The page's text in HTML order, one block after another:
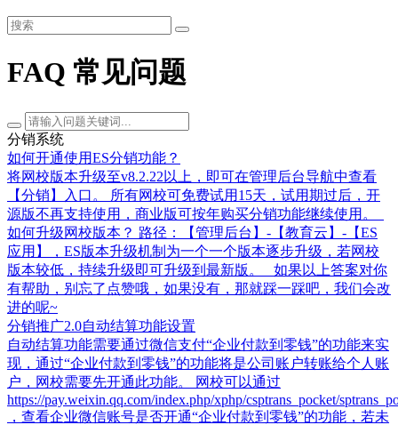
FAQ 常见问题
分销系统
如何开通使用ES分销功能？
将网校版本升级至v8.2.22以上，即可在管理后台导航中查看
【分销】入口。 所有网校可免费试用15天，试用期过后，开
源版不再支持使用，商业版可按年购买分销功能继续使用。
如何升级网校版本？ 路径：【管理后台】-【教育云】-【ES
应用】，ES版本升级机制为一个一个版本逐步升级，若网校
版本较低，持续升级即可升级到最新版。 如果以上答案对你
有帮助，别忘了点赞哦，如果没有，那就踩一踩吧，我们会改
进的呢~
分销推广2.0自动结算功能设置
自动结算功能需要通过微信支付“企业付款到零钱”的功能来实
现，通过“企业付款到零钱”的功能将是公司账户转账给个人账
户，网校需要先开通此功能。 网校可以通过
https://pay.weixin.qq.com/index.php/xphp/csptrans_pocket/
，查看企业微信账号是否开通“企业付款到零钱”的功能，若未